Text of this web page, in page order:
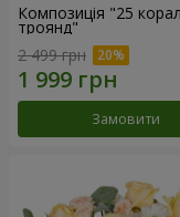
Композиція "25
троянд"
2 499 грн
Замовити